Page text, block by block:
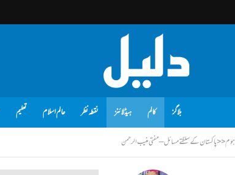
بلاگز کالم ہیڈلائنز نقطہ نظر عالم اسلام تعلیم
ہوم<<پاکستان کے سلگتے مسائل – مفتی منیب الرحمن